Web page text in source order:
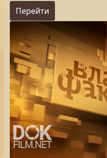
Перейти